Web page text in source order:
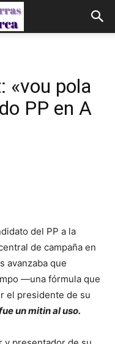
«vou pola
PP en A
del PP a la
de campaña en
avanzaba que
—una fórmula que
el presidente de su
un mitin al uso.